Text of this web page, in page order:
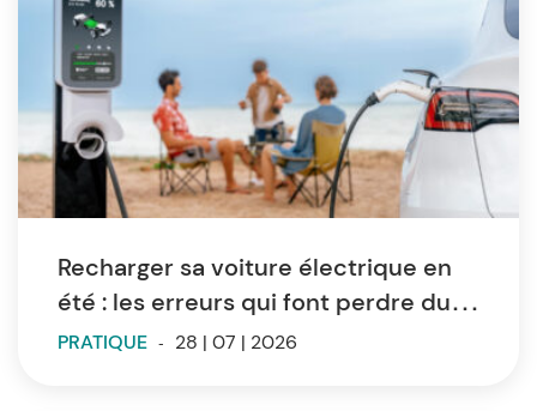
Recharger sa voiture électrique en
été : les erreurs qui font perdre du
temps et de l’autonomie
PRATIQUE - 28 | 07 | 2026